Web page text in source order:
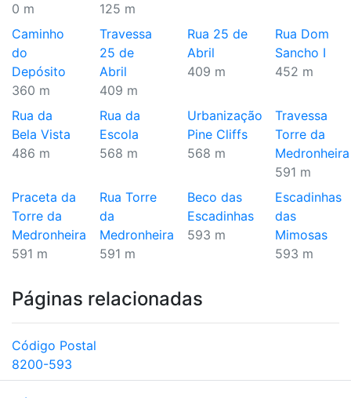
0 m
125 m
Caminho
do
Depósito
360 m
Travessa
25 de
Abril
409 m
Rua 25 de
Abril
409 m
Rua Dom
Sancho I
452 m
Rua da
Bela Vista
486 m
Rua da
Escola
568 m
Urbanização
Pine Cliffs
568 m
Travessa
Torre da
Medronheira
591 m
Praceta da
Torre da
Medronheira
591 m
Rua Torre
da
Medronheira
591 m
Beco das
Escadinhas
593 m
Escadinhas
das
Mimosas
593 m
Páginas relacionadas
Código Postal
8200-593